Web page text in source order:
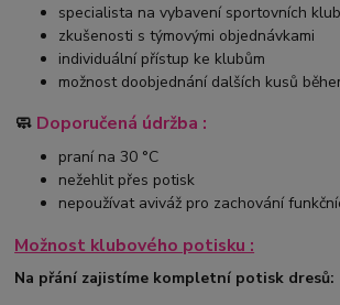
specialista na vybavení sportovních
zkušenosti s týmovými objednávkami
individuální přístup ke klubům
možnost doobjednání dalších kusů
🧼 Doporučená údržba :
praní na 30 °C
nežehlit přes potisk
nepoužívat aviváž pro zachování
Možnost klubového potisku :
Na přání zajistíme kompletní potisk dresů: